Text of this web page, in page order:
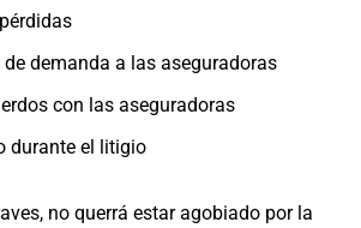
de demanda a las aseguradoras
con las aseguradoras
durante el litigio
no querrá estar agobiado por la